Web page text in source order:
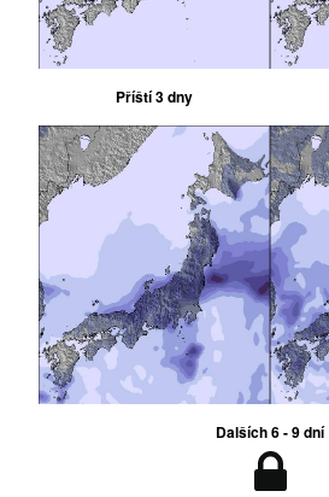
Příští 3 dny
Dalších 6 - 9 dní